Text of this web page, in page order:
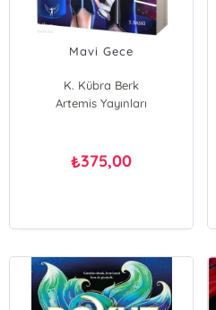
Mavi Gece
K. Kübra Berk
Artemis Yayınları
₺375,00